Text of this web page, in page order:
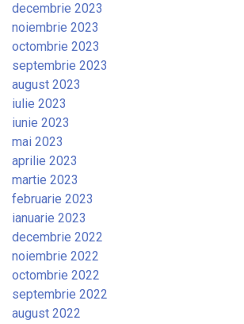
decembrie 2023
noiembrie 2023
octombrie 2023
septembrie 2023
august 2023
iulie 2023
iunie 2023
mai 2023
aprilie 2023
martie 2023
februarie 2023
ianuarie 2023
decembrie 2022
noiembrie 2022
octombrie 2022
septembrie 2022
august 2022